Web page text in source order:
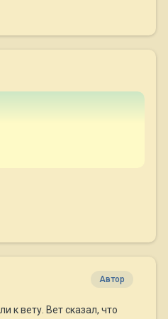
Автор
к вету. Вет сказал, что